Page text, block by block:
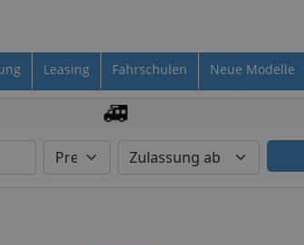
Leasing Fahrschulen Neue Modelle